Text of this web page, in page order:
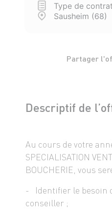
Type de
Sausheim (68)
Partager
Descriptif de
Au cours de votre
SPECIALISATION
BOUCHERIE, vous
- Identifier le besoin
conseiller ;